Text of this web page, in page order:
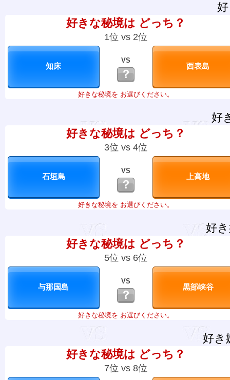
好きな秘境は どっち？
1位 vs 2位
VS
？
好きな秘境を お選びください。
好
好きな秘境は どっち？
3位 vs 4位
VS
？
好きな秘境を お選びください。
好
好きな秘境は どっち？
5位 vs 6位
VS
？
好きな秘境を お選びください。
好き
好きな秘境は どっち？
7位 vs 8位